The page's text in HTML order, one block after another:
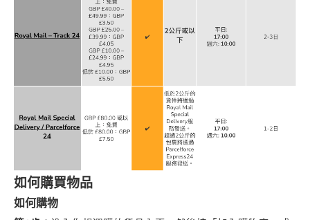
如何購買物品
如何購物